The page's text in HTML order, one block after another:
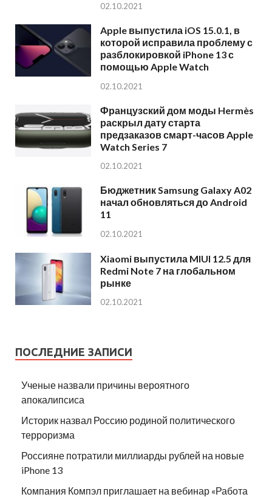
02.10.2021
Apple выпустила iOS 15.0.1, в
которой исправила проблему с
разблокировкой iPhone 13 с
помощью Apple Watch
02.10.2021
Французский дом моды Hermès
раскрыл дату старта
предзаказов смарт-часов Apple
Watch Series 7
02.10.2021
Бюджетник Samsung Galaxy A02
начал обновляться до Android
11
02.10.2021
Xiaomi выпустила MIUI 12.5 для
Redmi Note 7 на глобальном
рынке
02.10.2021
ПОСЛЕДНИЕ ЗАПИСИ
Ученые назвали причины вероятного
апокалипсиса
Историк назвал Россию родиной политического
терроризма
Россияне потратили миллиарды рублей на новые
iPhone 13
Компания Компэл приглашает на вебинар «Работа